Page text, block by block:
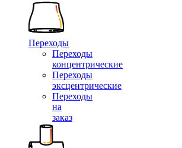
Переходы
Переходы
концентрические
Переходы
эксцентрические
Переходы
на
заказ